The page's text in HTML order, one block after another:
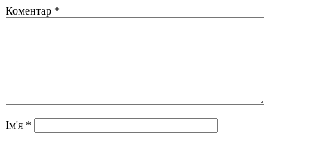
Коментар *
Ім'я *